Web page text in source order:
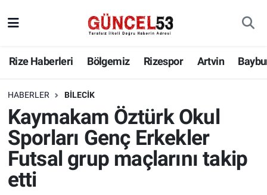
Rize Haberleri Bölgemiz Rizespor Artvin
HABERLER BILECIK
Kaymakam Öztürk Okul
Sporları Genç Erkekler
Futsal grup maçlarını takip
etti